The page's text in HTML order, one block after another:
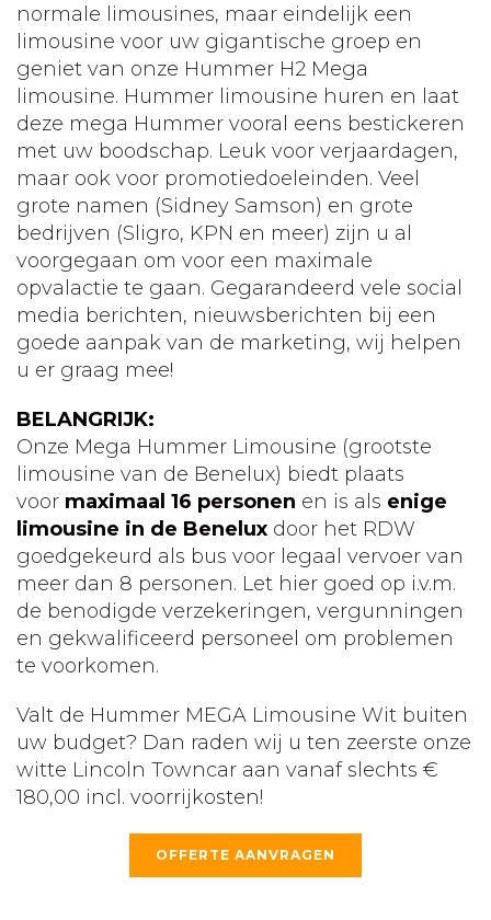
normale limousines, maar eindelijk een
limousine voor uw gigantische groep en
geniet van onze Hummer H2 Mega
limousine. Hummer limousine huren en laat
deze mega Hummer vooral eens bestickeren
met uw boodschap. Leuk voor verjaardagen,
maar ook voor promotiedoeleinden. Veel
grote namen (Sidney Samson) en grote
bedrijven (Sligro, KPN en meer) zijn u al
voorgegaan om voor een maximale
opvalactie te gaan. Gegarandeerd vele social
media berichten, nieuwsberichten bij een
goede aanpak van de marketing, wij helpen
u er graag mee!
BELANGRIJK:
Onze Mega Hummer Limousine (grootste
limousine van de Benelux) biedt plaats
voor maximaal 16 personen en is als enige
limousine in de Benelux door het RDW
goedgekeurd als bus voor legaal vervoer van
meer dan 8 personen. Let hier goed op i.v.m.
de benodigde verzekeringen, vergunningen
en gekwalificeerd personeel om problemen
te voorkomen.
Valt de Hummer MEGA Limousine Wit buiten
uw budget? Dan raden wij u ten zeerste onze
witte Lincoln Towncar aan vanaf slechts €
180,00 incl. voorrijkosten!
OFFERTE AANVRAGEN